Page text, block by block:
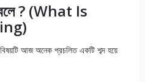
বলে ? (What Is
আজ অনেক প্রচলিত একটি শব্দ হয়ে